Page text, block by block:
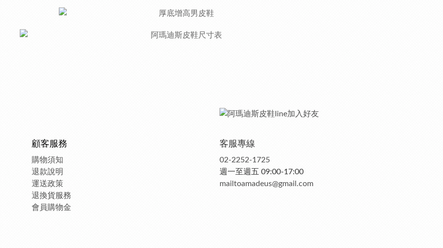
顧客服務
購物須知
退款說明
運送政策
退換貨服務
會員購物金
客服專線
02-2252-1725
週一至週五 09:00-17:00
mailtoamadeus@gmail.com